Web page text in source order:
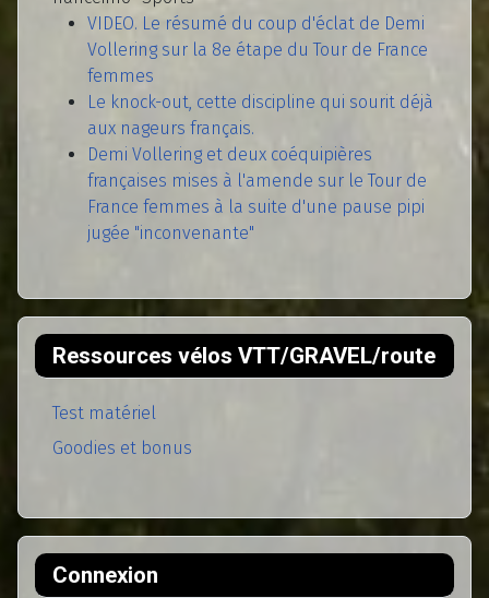
VIDEO. Le résumé du coup d'éclat de Demi
Vollering sur la 8e étape du Tour de France
femmes
Le knock-out, cette discipline qui sourit déjà
aux nageurs français.
Demi Vollering et deux coéquipières
françaises mises à l'amende sur le Tour de
France femmes à la suite d'une pause pipi
jugée "inconvenante"
Ressources vélos VTT/GRAVEL/route
Test matériel
Goodies et bonus
Connexion